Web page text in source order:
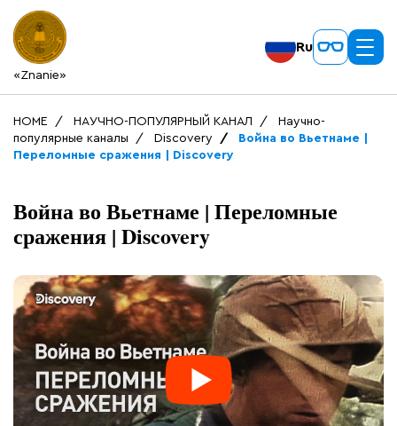
«Znanie»
Ru
HOME НАУЧНО-ПОПУЛЯРНЫЙ КАНАЛ
Научно-
популярные каналы
Discovery
Война во Вьетнаме |
Переломные сражения | Discovery
Война во Вьетнаме | Переломные
сражения | Discovery